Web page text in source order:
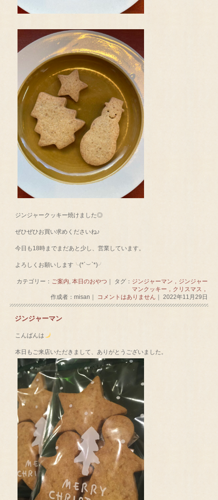
ジンジャークッキー焼けました◎
ぜひぜひお買い求めくださいね♪
今日も18時までまだあと少し、営業しています。
よろしくお願いします╰(*´︶`*)╯
カテゴリー： ご案内, 本日のおやつ ｜ タグ： ジンジャーマン，ジンジャー
マンクッキー，クリスマス，
作成者：misan｜ コメントはありません ｜ 2022年11月29日
ジンジャーマン
こんばんは
本日もご来店いただきまして、ありがとうございました。